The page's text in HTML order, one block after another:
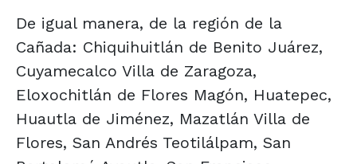
De igual manera, de la región de la
Cañada: Chiquihuitlán de Benito Juárez,
Cuyamecalco Villa de Zaragoza,
Eloxochitlán de Flores Magón, Huatepec,
Huautla de Jiménez, Mazatlán Villa de
Flores, San Andrés Teotilálpam, San